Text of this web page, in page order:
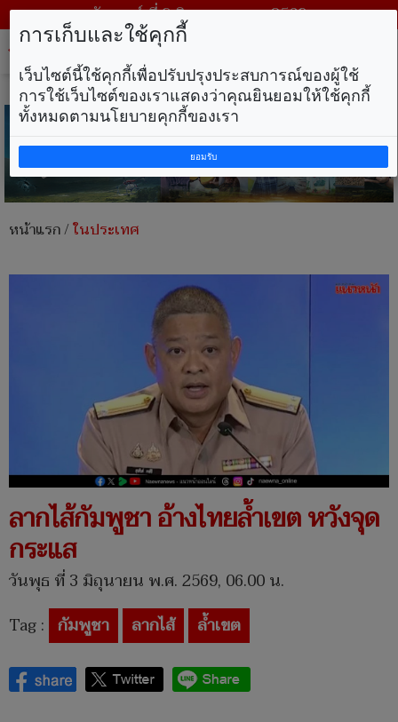
วันเสาร์ ที่ 8 สิงหาคม พ.ศ. 2569
หน้าแรก/ในประเทศ
ลากไส้กัมพูชา อ้างไทยล้ำเขต หวังจุด
กระแส
วันพุธ ที่ 3 มิถุนายน พ.ศ. 2569, 06.00 น.
Tag : กัมพูชา ลากไส้ ล้ำเขต
การเก็บและใช้คุกกี้
เว็บไซต์นี้ใช้คุกกี้เพื่อปรับปรุงประสบการณ์ของผู้ใช้
การใช้เว็บไซต์ของเราแสดงว่าคุณยินยอมให้ใช้คุกกี้
ทั้งหมดตามนโยบายคุกกี้ของเรา
ยอมรับ